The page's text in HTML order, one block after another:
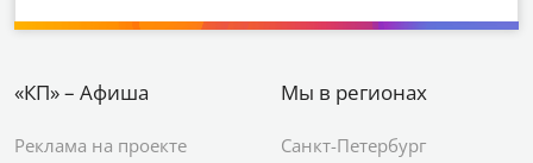
«КП» – Афиша
Реклама на проекте
Мы в регионах
Санкт-Петербург